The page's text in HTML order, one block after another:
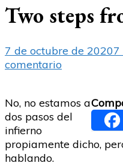
Two steps
7 de octubre de 20207
comentarioen
from
hell
No, no estamos a
dos pasos del
infierno
propiamente dicho,
hablando.